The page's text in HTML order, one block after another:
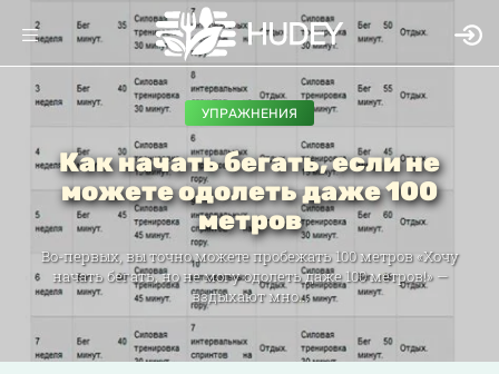
УПРАЖНЕНИЯ
Как начать бегать, если не
можете одолеть даже 100
метров
Во-первых, вы точно можете пробежать 100 метров «Хочу
начать бегать, но не могу одолеть даже 100 метров!» —
вздыхают мно...